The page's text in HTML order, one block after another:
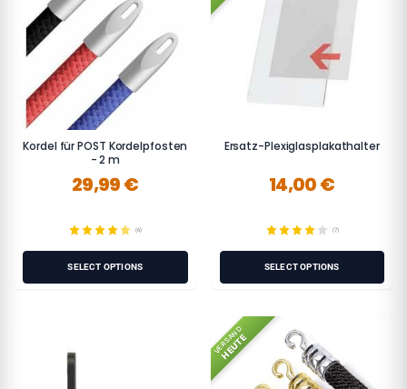
Kordel für POST Kordelpfosten
- 2 m
29,99 €
(6)
SELECT OPTIONS
Ersatz-Plexiglasplakathalter
14,00 €
(7)
SELECT OPTIONS
VERSAND
HEUTE